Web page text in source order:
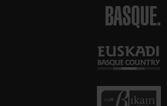
BASQUE.